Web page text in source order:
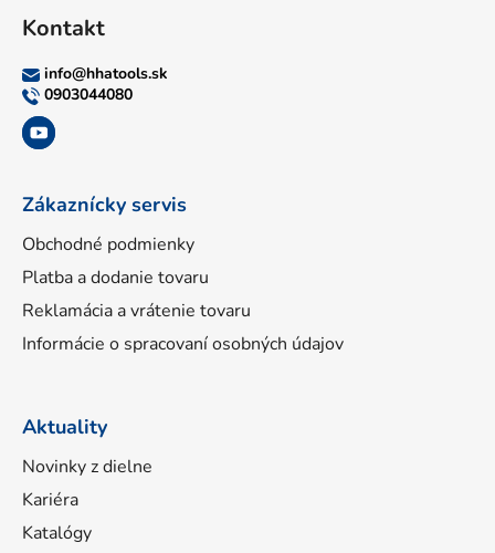
Kontakt
info@hhatools.sk
0903044080
Zákaznícky servis
Obchodné podmienky
Platba a dodanie tovaru
Reklamácia a vrátenie tovaru
Informácie o spracovaní osobných údajov
Aktuality
Novinky z dielne
Kariéra
Katalógy